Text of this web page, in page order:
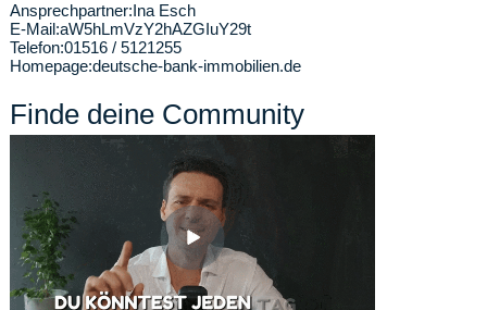
Ansprechpartner:Ina Esch
E-Mail:aW5hLmVzY2hAZGIuY29t
Telefon:01516 / 5121255
Homepage:deutsche-bank-immobilien.de
Finde deine Community